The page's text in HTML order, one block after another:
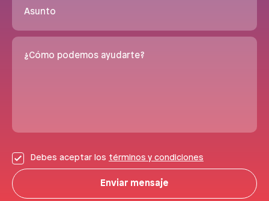
Asunto
¿Cómo podemos ayudarte?
Debes aceptar los términos y condiciones
Enviar mensaje